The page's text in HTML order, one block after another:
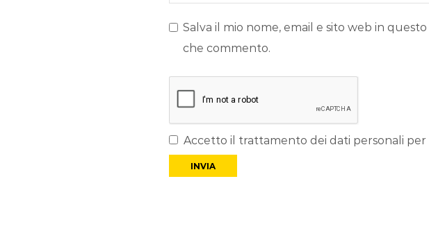
Salva il mio nome, email e sito web in
che commento.
Accetto il trattamento dei dati personali per